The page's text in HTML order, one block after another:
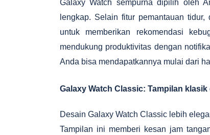
Galaxy Watch sempurna dipilih oleh
lengkap. Selain fitur pemantauan
untuk memberikan rekomendasi
mendukung produktivitas dengan
Anda bisa mendapatkannya mulai dari
Galaxy Watch Classic: Tampilan
Desain Galaxy Watch Classic lebih
Tampilan ini memberi kesan jam